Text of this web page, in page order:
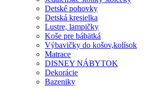
Detské pohovky
Detská kresielka
Lustre, lampičky
Koše pre bábätká
Výbavičky do košov,kolísok
Matrace
DISNEY NÁBYTOK
Dekorácie
Bazeniky